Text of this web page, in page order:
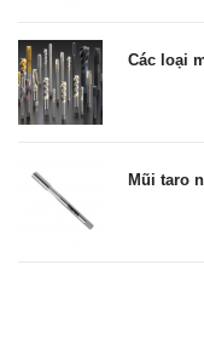
Các loại
Mũi taro